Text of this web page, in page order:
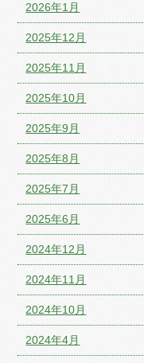
2026年1月
2025年12月
2025年11月
2025年10月
2025年9月
2025年8月
2025年7月
2025年6月
2024年12月
2024年11月
2024年10月
2024年4月